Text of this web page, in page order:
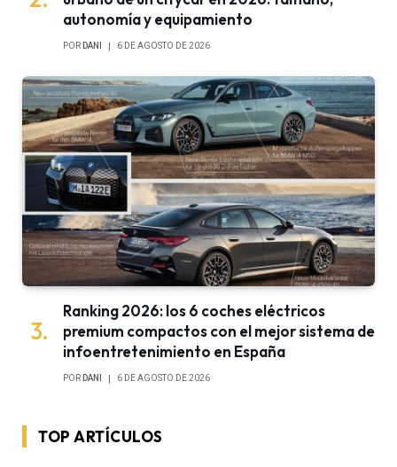
autonomía y equipamiento
POR DANI 6 DE AGOSTO DE 2026
Ranking 2026: los 6 coches eléctricos
premium compactos con el mejor sistema de
infoentretenimiento en España
POR DANI 6 DE AGOSTO DE 2026
TOP ARTÍCULOS